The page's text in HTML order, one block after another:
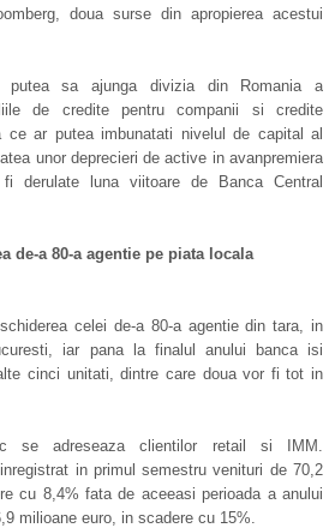
doua surse din apropierea acestui
putea sa ajunga divizia din Romania a
de credite pentru companii si credite
ce ar putea imbunatati nivelul de capital al
unor deprecieri de active in avanpremiera
derulate luna viitoare de Banca Central
de-a 80-a agentie pe piata locala
celei de-a 80-a agentie din tara, in
iar pana la finalul anului banca isi
cinci unitati, dintre care doua vor fi tot in
se adreseaza clientilor retail si IMM.
in primul semestru venituri de 70,2
cu 8,4% fata de aceeasi perioada a anului
milioane euro, in scadere cu 15%.